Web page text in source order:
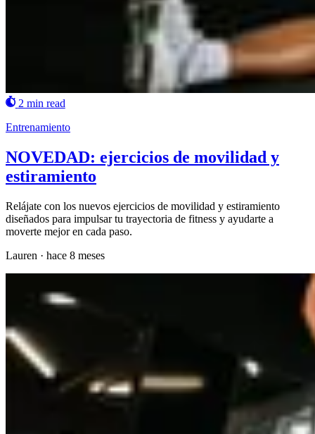
2 min read
Entrenamiento
NOVEDAD: ejercicios de movilidad y
estiramiento
Relájate con los nuevos ejercicios de movilidad y estiramiento
diseñados para impulsar tu trayectoria de fitness y ayudarte a
moverte mejor en cada paso.
Lauren · hace 8 meses